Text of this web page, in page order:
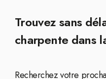
Trouvez sans
charpente dans
Recherchez votre